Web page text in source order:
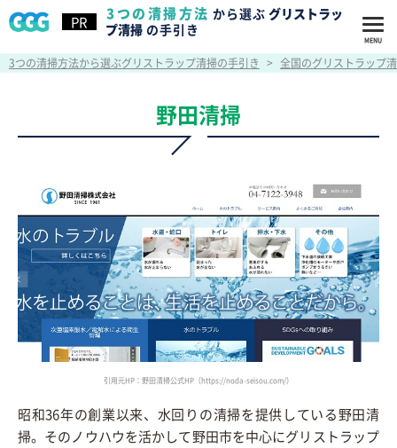
3つの清掃方法 から選ぶ グリストラッ
プ清掃 の手引き
3つの清掃方法から選ぶグリストラップ清掃の手引き > 全国のグリストラップ
野田清掃
引用元HP：野田清掃公式HP（https://noda-seisou.com/）
昭和36年の創業以来、水回りの清掃を提供している野田清
掃。そのノウハウを活かして野田市を中心にグリストラップ